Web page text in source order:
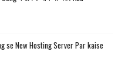
se New Hosting Server Par kaise